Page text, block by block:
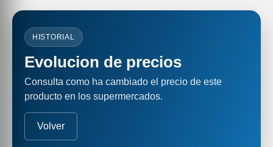
HISTORIAL
Evolucion de precios
Consulta como ha cambiado el precio de este
producto en los supermercados.
Volver